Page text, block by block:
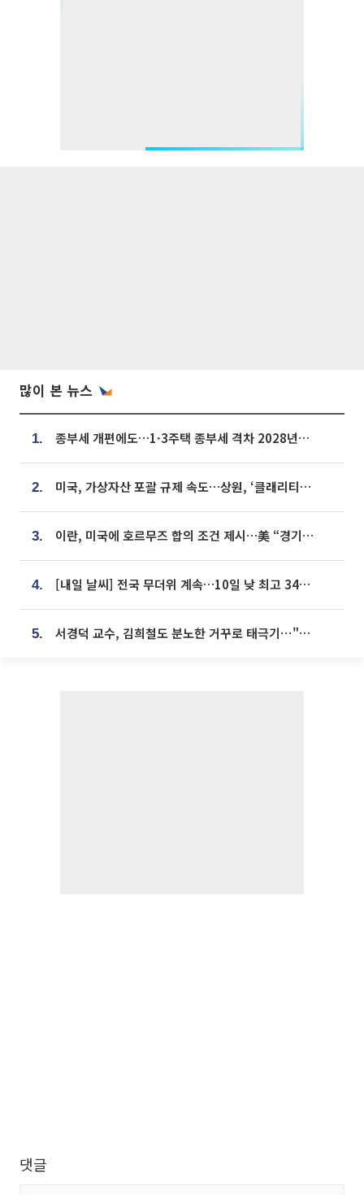
많이 본 뉴스
1. 종부세 개편에도…1·3주택 종부세 격차 2028년부터 확대
2. 미국, 가상자산 포괄 규제 속도…상원, ‘클래리티법’ 9월 절차투표 추진
3. 이란, 미국에 호르무즈 합의 조건 제시…美 “경기 아직 안 끝나” [종합]
4. [내일 날씨] 전국 무더위 계속…10일 낮 최고 34도 육박
5. 서경덕 교수, 김희철도 분노한 거꾸로 태극기⋯"엉터리는 아냐, 아쉬울 뿐"
댓글